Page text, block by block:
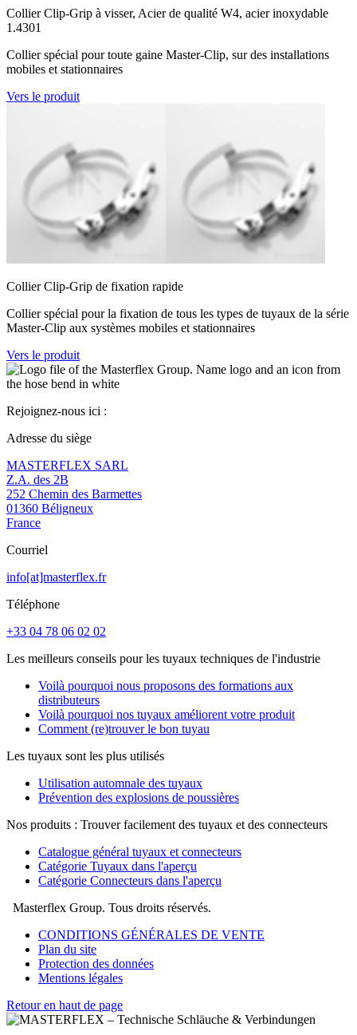
Collier Clip-Grip à visser, Acier de qualité W4, acier inoxydable
1.4301
Collier spécial pour toute gaine Master-Clip, sur des installations
mobiles et stationnaires
Vers le produit
Collier Clip-Grip de fixation rapide
Collier spécial pour la fixation de tous les types de tuyaux de la série
Master-Clip aux systèmes mobiles et stationnaires
Vers le produit
Rejoignez-nous ici :
Adresse du siège
MASTERFLEX SARL
Z.A. des 2B
252 Chemin des Barmettes
01360 Béligneux
France
Courriel
info[at]masterflex.fr
Téléphone
+33 04 78 06 02 02
Les meilleurs conseils pour les tuyaux techniques de l'industrie
Voilà pourquoi nous proposons des formations aux
distributeurs
Voilà pourquoi nos tuyaux améliorent votre produit
Comment (re)trouver le bon tuyau
Les tuyaux sont les plus utilisés
Utilisation automnale des tuyaux
Prévention des explosions de poussières
Nos produits : Trouver facilement des tuyaux et des connecteurs
Catalogue général tuyaux et connecteurs
Catégorie Tuyaux dans l'aperçu
Catégorie Connecteurs dans l'aperçu
Masterflex Group. Tous droits réservés.
CONDITIONS GÉNÉRALES DE VENTE
Plan du site
Protection des données
Mentions légales
Retour en haut de page